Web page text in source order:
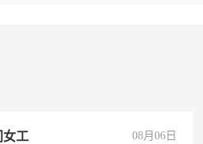
女工 08月06日